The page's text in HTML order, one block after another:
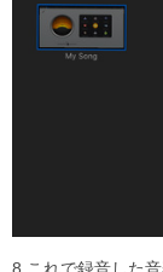
8.これで録音した